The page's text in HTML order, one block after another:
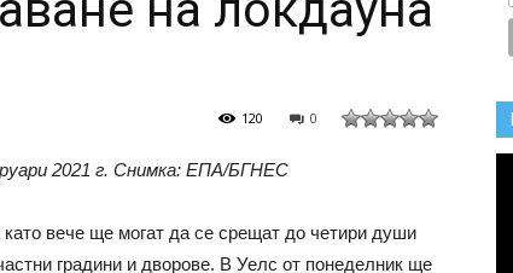
0
120
2021 г. Снимка: ЕПА/БГНЕС
вече ще могат да се срещат до четири души
градини и дворове. В Уелс от понеделник ще